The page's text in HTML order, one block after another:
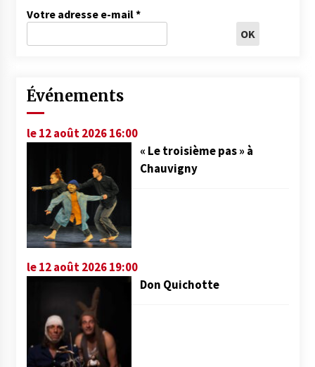
Votre adresse e-mail*
Événements
le 12 août 2026 16:00
« Le troisième pas » à
Chauvigny
le 12 août 2026 19:00
Don Quichotte